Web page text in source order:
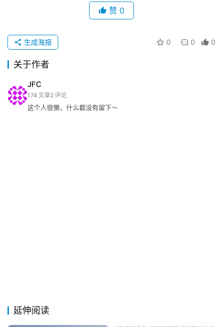
赞 0
0 0 0
生成海报
关于作者
JFC
174 文章2评论
这个人很懒，什么都没有留下～
延伸阅读